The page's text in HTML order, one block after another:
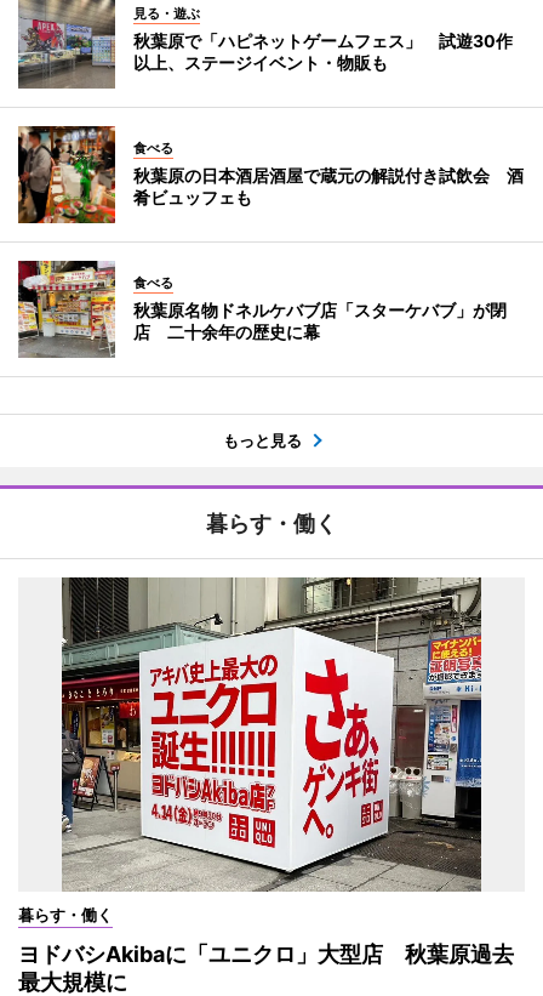
見る・遊ぶ
秋葉原で「ハピネットゲームフェス」 試遊30作
以上、ステージイベント・物販も
食べる
秋葉原の日本酒居酒屋で蔵元の解説付き試飲会 酒
肴ビュッフェも
食べる
秋葉原名物ドネルケバブ店「スターケバブ」が閉
店 二十余年の歴史に幕
もっと見る
暮らす・働く
暮らす・働く
ヨドバシAkibaに「ユニクロ」大型店 秋葉原過去
最大規模に